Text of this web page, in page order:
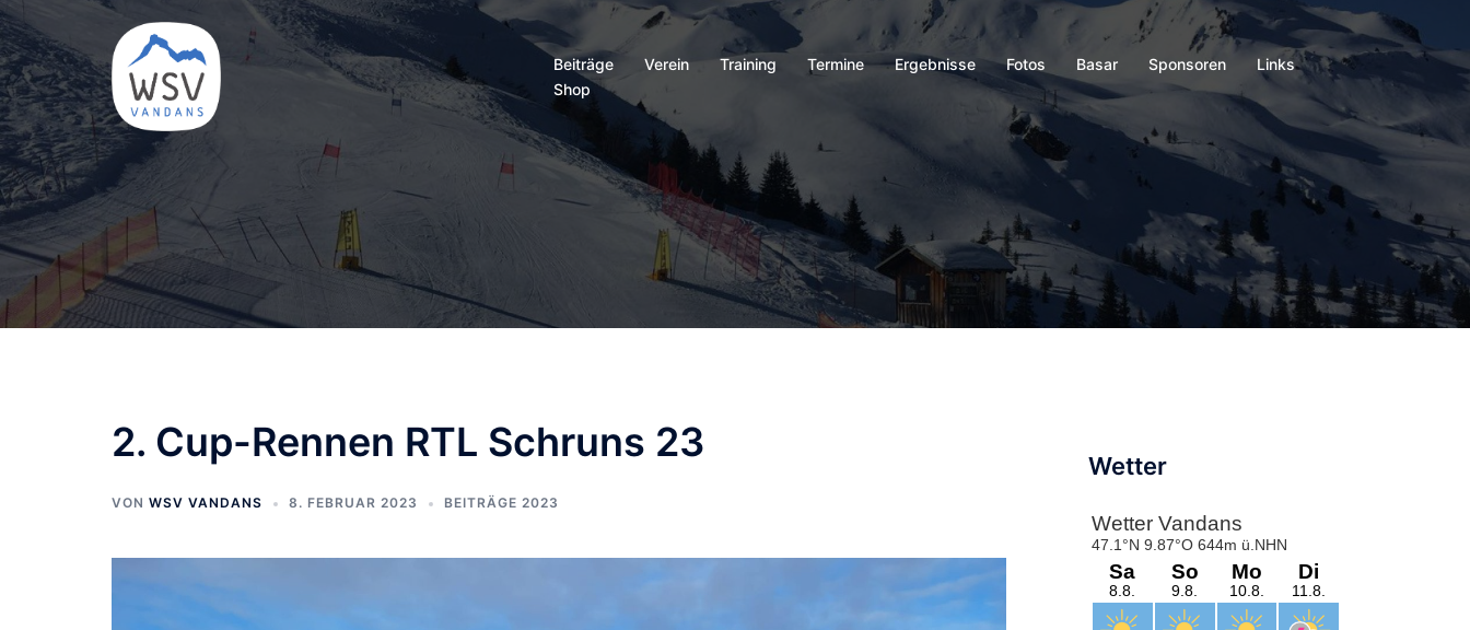
Zum
Inhalt
springen
Beiträge Verein Training Termine Ergebnisse Fotos Basar Sponsoren
Links
Shop
2. Cup-Rennen RTL Schruns 23
VON WSV VANDANS 8. FEBRUAR 2023 BEITRÄGE 2023
Wetter